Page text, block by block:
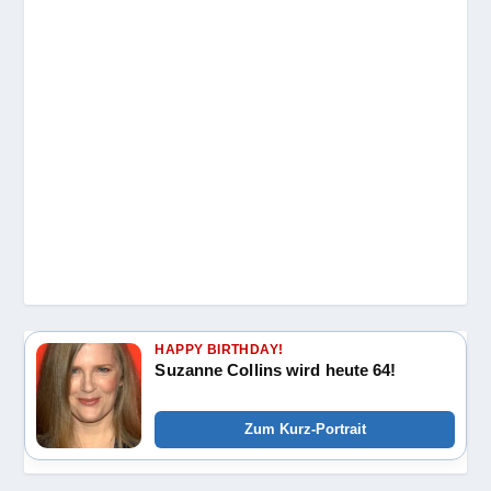
HAPPY BIRTHDAY!
Suzanne Collins wird heute 64!
Zum Kurz-Portrait